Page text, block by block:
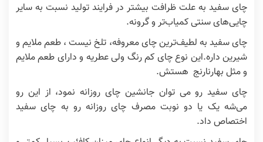
چای سفید به علت ظرافت بیشتر در فرایند تولید نسبت به سایر
چایی‌های سنتی کمیاب‌تر و گرونه.
چای سفید به لطیف‌ترین چای معروفه، تلخ نیست ، طعم ملایم و
شیرین داره.این نوع چای کم رنگ ولی عطریه و دارای طعم ملایم
و مثل بهارنارنج هستش.
چای سفید رو می توان جانشین چای روزانه نمود، از این رو
می‌شه یک یا دو نوبت مصرف چای روزانه رو به چای سفید
اختصاص داد.